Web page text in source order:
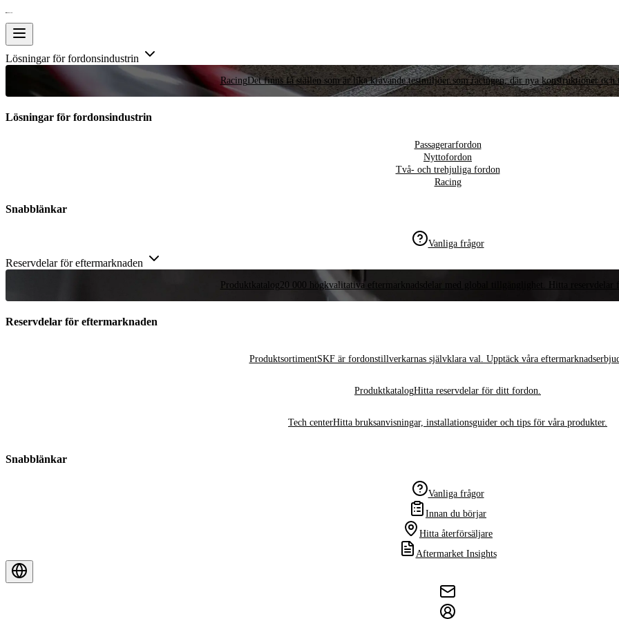
Lösningar för fordonsindustrin
RacingDet finns få ställen som är lika krävande testmiljöer som racingen, där nya konstruktioner och
Lösningar för fordonsindustrin
Passagerarfordon
Nyttofordon
Två- och trehjuliga fordon
Racing
Snabblänkar
Vanliga frågor
Reservdelar för eftermarknaden
Produktkatalog20 000 högkvalitativa eftermarknadsdelar med global tillgänglighet. Hitta reservdelar
Reservdelar för eftermarknaden
ProduktsortimentSKF är fordonstillverkarnas självklara val. Upptäck våra
ProduktkatalogHitta reservdelar för ditt fordon.
Tech centerHitta bruksanvisningar, installationsguider och tips för våra produkter.
Snabblänkar
Vanliga frågor
Innan du börjar
Hitta återförsäljare
Aftermarket Insights